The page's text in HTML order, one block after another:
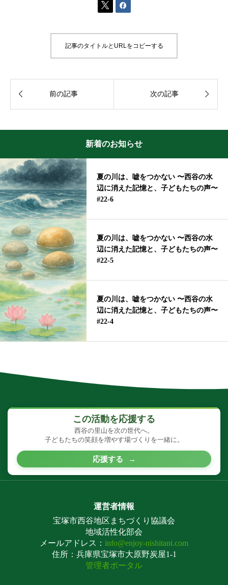
 
記事のタイトルとURLをコピーする
 前の記事 次の記事 
新着のお知らせ
夏の川は、嘘をつかない 〜西谷の水
辺に消えた記憶と、子どもたちの声〜
#22-6
夏の川は、嘘をつかない 〜西谷の水
辺に消えた記憶と、子どもたちの声〜
#22-5
夏の川は、嘘をつかない 〜西谷の水
辺に消えた記憶と、子どもたちの声〜
#22-4
この活動を応援する
西谷の里山を次の世代へ。
子どもたちの笑顔を増やす場づくりを一緒に。
応援する →
運営者情報
宝塚市西谷地区まちづくり協議会
地域活性化部会
メールアドレス： info@enjoy-nishitani.com
住所：兵庫県宝塚市大原野炭屋1-1
管理者ポータル